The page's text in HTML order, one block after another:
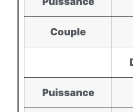
Couple
Puissance